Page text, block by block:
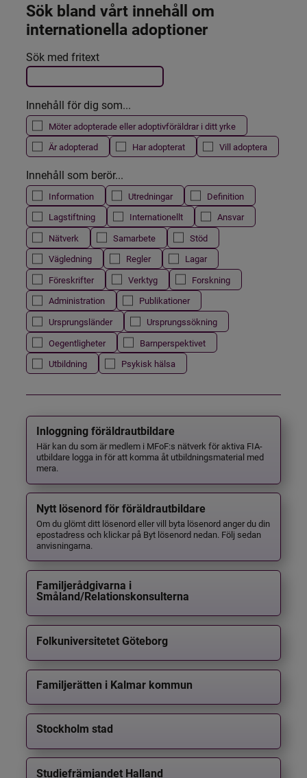
Sök bland vårt innehåll om
internationella adoptioner
Filtrera resultatet
Det här formuläret postas automatiskt
Sök med fritext
Innehåll för dig som...
Möter adopterade eller adoptivföräldrar i ditt yrke
Är adopterad
Har adopterat Vill adoptera
Innehåll som berör...
Information Utredningar
Definition
Lagstiftning
Internationellt
Ansvar
Nätverk
Samarbete
Stöd
Vägledning
Regler
Lagar
Föreskrifter
Verktyg
Forskning
Administration
Publikationer
Ursprungsländer
Ursprungssökning
Oegentligheter
Barnperspektivet
Utbildning
Psykisk hälsa
Inloggning föräldrautbildare
Här kan du som är medlem i MFoF:s nätverk för aktiva FIA-
utbildare logga in för att komma åt utbildningsmaterial med
mera.
Nytt lösenord för föräldrautbildare
Om du glömt ditt lösenord eller vill byta lösenord anger du din
epostadress och klickar på Byt lösenord nedan. Följ sedan
anvisningarna.
Familjerådgivarna i
Småland/Relationskonsulterna
Folkuniversitetet Göteborg
Familjerätten i Kalmar kommun
Stockholm stad
Studiefrämjandet Halland